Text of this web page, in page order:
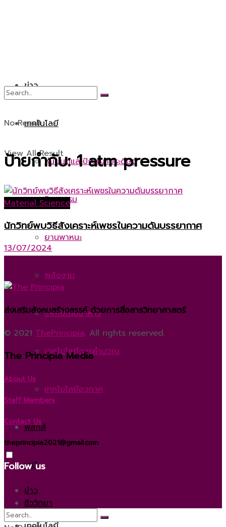
ข่าว
เทคโนโลยี
หุ่นยนต์และปัญญาประดิษฐ์
วิศวกรรม
ยานพาหนะ
พลังงาน
เทคโนโลยีอาหาร
เทคโนโลยีการคำนวณ
เทคโนโลยีอวกาศ
ฟิสิกส์
เคมี
ชีววิทยา
ข่าว
No Result
View All Result
ป้ายกำกับ:1 atm pressure
Material Science
นักวิทย์พบวิธีสังเคราะห์เพชรในความดันบรรยากาศ
13/07/2024
ส่งเสริมสังคมสร้างสรรค์ ด้วยการสื่อสารวิทยาศาสตร์
© 2021 ThePrincipia. All rights reserved.
The Principia Media
About Us
Staff Members
Contact Us
theprincipia2021@gmail.com
Follow us